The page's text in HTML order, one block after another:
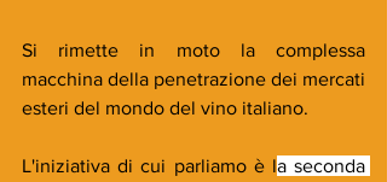
Si rimette in moto la complessa
macchina della penetrazione dei mercati
esteri del mondo del vino italiano.
L'iniziativa di cui parliamo è la seconda